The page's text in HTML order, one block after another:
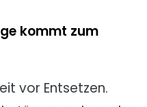
kommt zum
vor Entsetzen.